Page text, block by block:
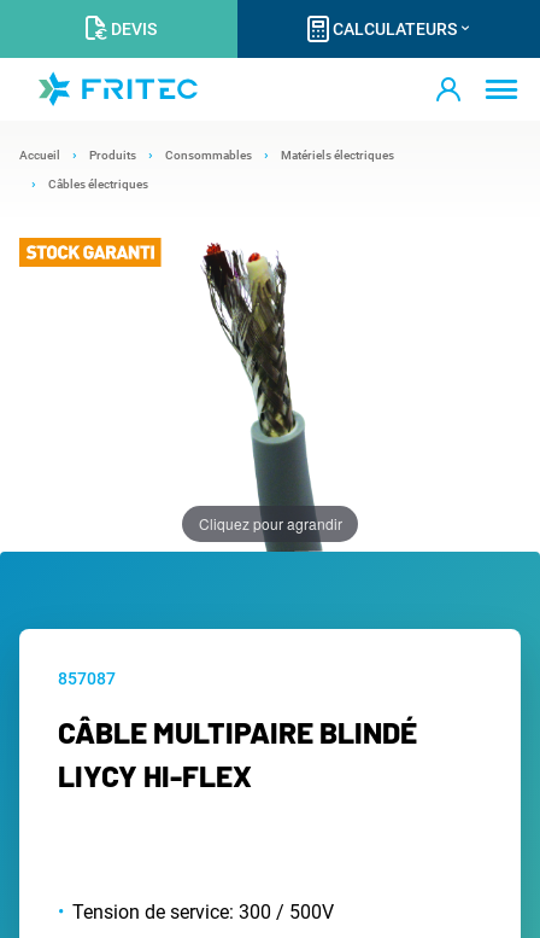
DEVIS CALCULATEURS
Accueil Produits Consommables Matériels électriques
Câbles électriques
Cliquez pour agrandir
857087
CÂBLE MULTIPAIRE BLINDÉ
LIYCY HI-FLEX
Tension de service: 300 / 500V